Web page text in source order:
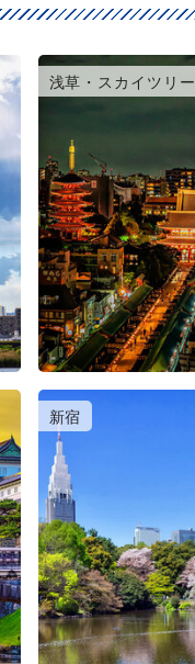
浅草・スカイツリー
新宿